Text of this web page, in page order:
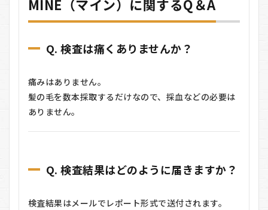
MINE（マイン）に関するQ＆A
Q. 検査は痛くありませんか？
痛みはありません。
髪の毛を数本採取するだけなので、採血などの必要は
ありません。
Q. 検査結果はどのように届きますか？
検査結果はメールでレポート形式で送付されます。